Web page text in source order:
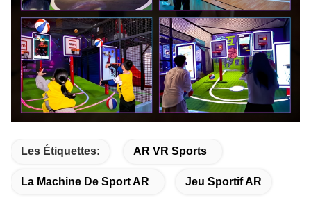
Les Étiquettes: AR VR Sports
La Machine De Sport AR Jeu Sportif AR